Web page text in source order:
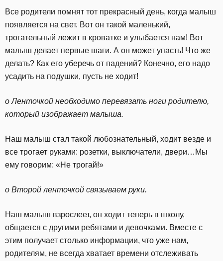
Все родители помнят тот прекрасный день, когда малыш
появляется на свет. Вот он такой маленький,
трогательный лежит в кроватке и улыбается нам! Вот
малыш делает первые шаги. А он может упасть! Что же
делать? Как его уберечь от падений? Конечно, его надо
усадить на подушки, пусть не ходит!
o Ленточкой необходимо перевязать ноги родителю,
который изображает малыша.
Наш малыш стал такой любознательный, ходит везде и
все трогает руками: розетки, выключатели, двери…Мы
ему говорим: «Не трогай!»
o Второй ленточкой связываем руки.
Наш малыш взрослеет, он ходит теперь в школу,
общается с другими ребятами и девочками. Вместе с
этим получает столько информации, что уже нам,
родителям, не всегда хватает времени отслеживать